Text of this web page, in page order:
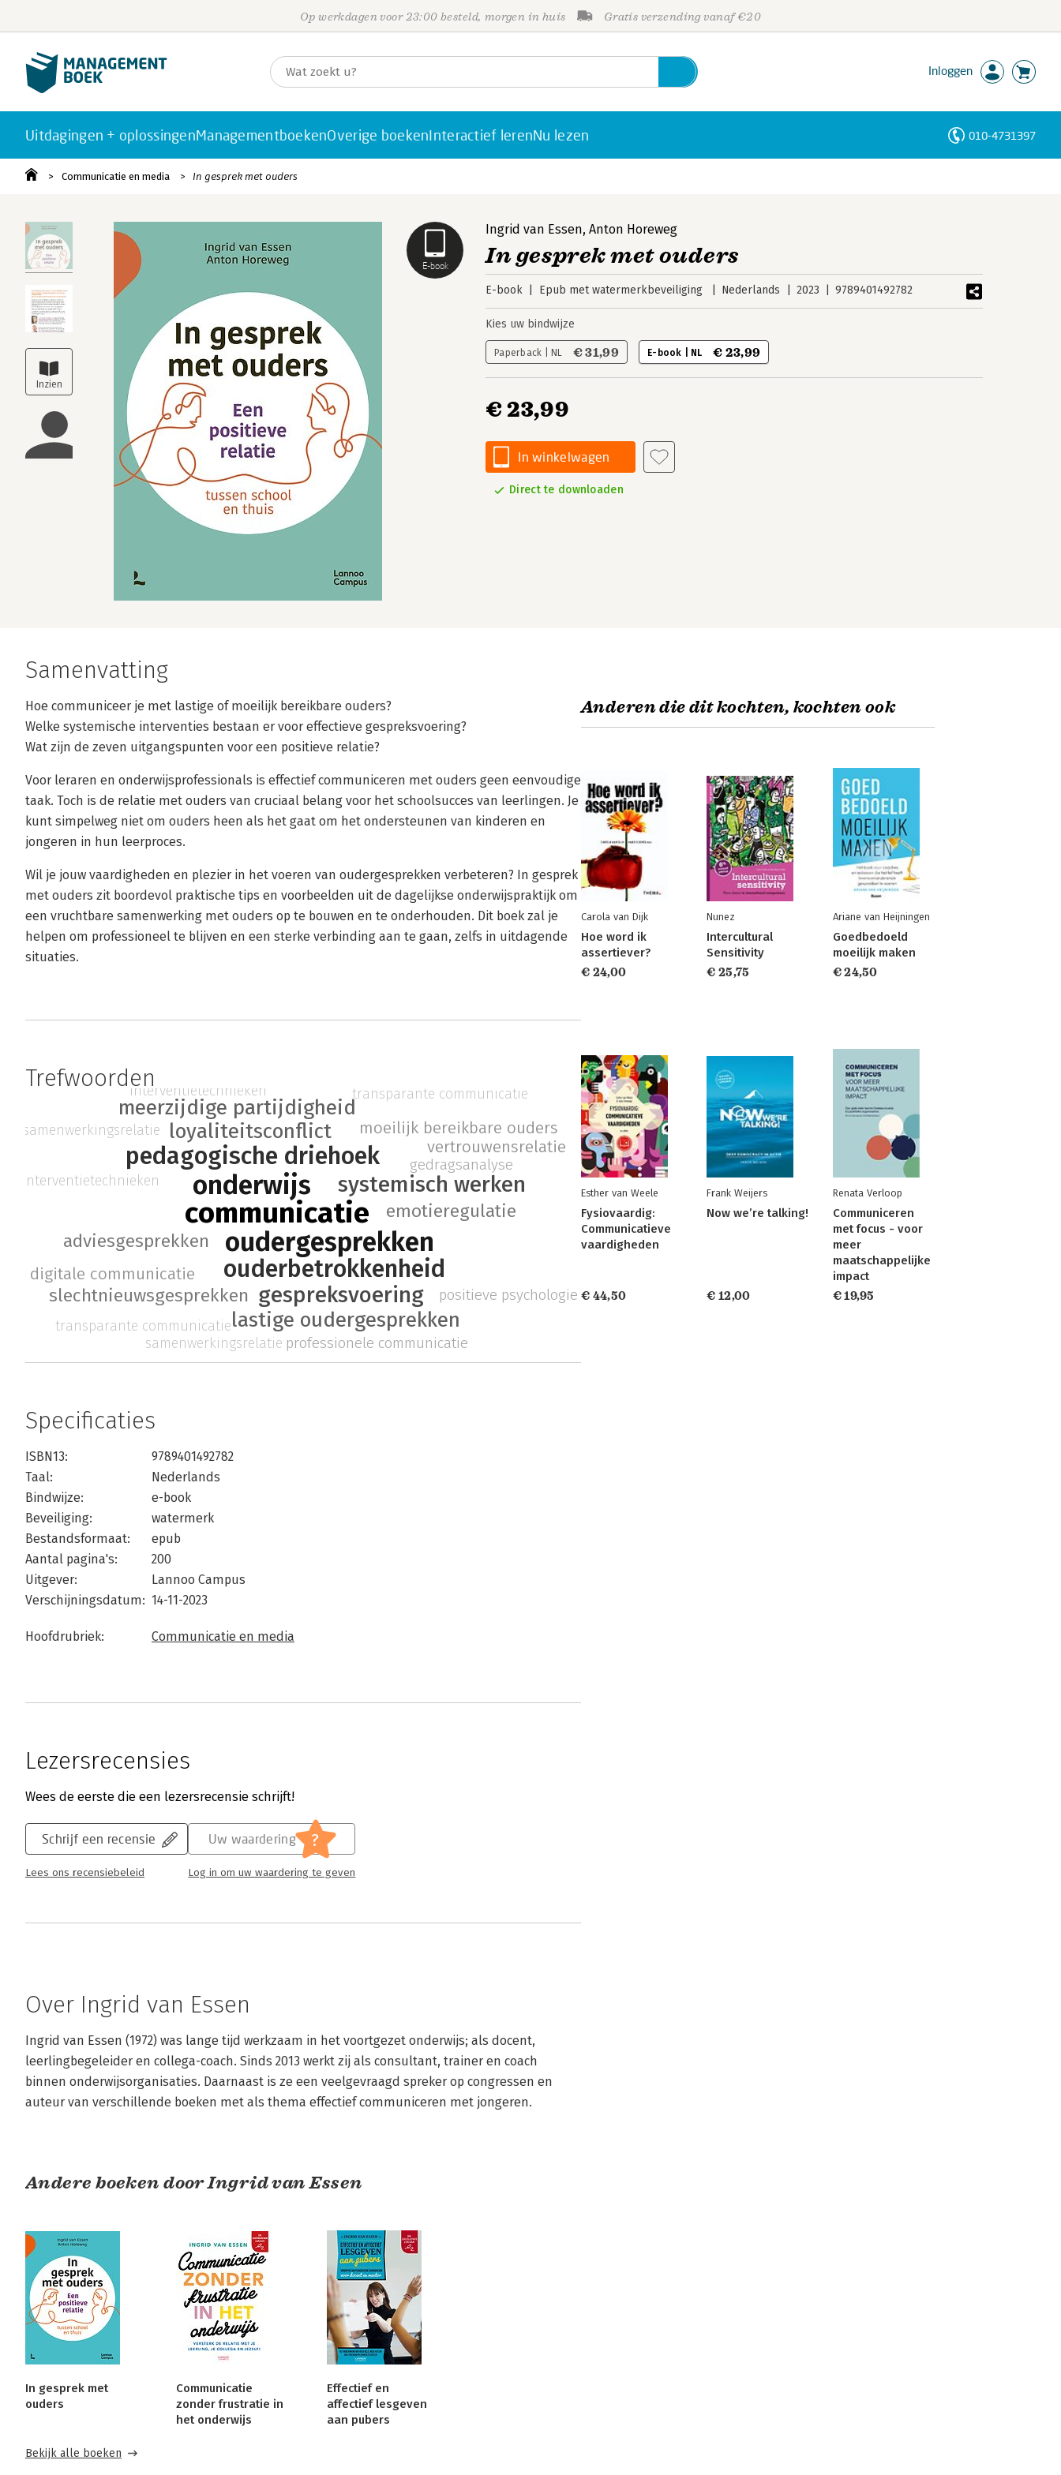
Op werkdagen voor 23:00 besteld, morgen in huis Gratis verzending vanaf €20
Inloggen
Uitdagingen + oplossingenManagementboekenOverige boekenInteractief lerenNu lezen 010-4731397
Communicatie en media In gesprek met ouders
E-book
Ingrid van Essen,Anton Horeweg
In gesprek met ouders
E-book Epub met watermerkbeveiliging Nederlands 2023 9789401492782
Kies uw bindwijze
Paperback | NL € 31,99 E-book | NL € 23,99
€ 23,99
In winkelwagen
Direct te downloaden
Samenvatting
Hoe communiceer je met lastige of moeilijk bereikbare ouders?
Welke systemische interventies bestaan er voor effectieve gespreksvoering?
Wat zijn de zeven uitgangspunten voor een positieve relatie?
Voor leraren en onderwijsprofessionals is effectief communiceren met ouders geen eenvoudige
taak. Toch is de relatie met ouders van cruciaal belang voor het schoolsucces van leerlingen. Je
kunt simpelweg niet om ouders heen als het gaat om het ondersteunen van kinderen en
jongeren in hun leerproces.
Wil je jouw vaardigheden en plezier in het voeren van oudergesprekken verbeteren? In gesprek
met ouders zit boordevol praktische tips en voorbeelden uit de dagelijkse onderwijspraktijk om
een vruchtbare samenwerking met ouders op te bouwen en te onderhouden. Dit boek zal je
helpen om professioneel te blijven en een sterke verbinding aan te gaan, zelfs in uitdagende
situaties.
Trefwoorden
communicatie
oudergesprekken
onderwijs
ouderbetrokkenheid
pedagogische driehoek
systemisch werken
gespreksvoering
loyaliteitsconflict
lastige oudergesprekken
meerzijdige partijdigheid
emotieregulatie
slechtnieuwsgesprekken
adviesgesprekken
moeilijk bereikbare ouders
digitale communicatie
vertrouwensrelatie
professionele communicatie
gedragsanalyse
positieve psychologie
transparante communicatie
samenwerkingsrelatie
interventietechnieken
transparante communicatie
samenwerkingsrelatie
interventietechnieken
Specificaties
ISBN13:
9789401492782
Taal:
Nederlands
Bindwijze:
e-book
Beveiliging:
watermerk
Bestandsformaat:
epub
Aantal pagina's:
200
Uitgever:
Lannoo Campus
Verschijningsdatum: 14-11-2023
Hoofdrubriek: Communicatie en media
Lezersrecensies
Wees de eerste die een lezersrecensie schrijft!
Schrijf een recensie
Lees ons recensiebeleid
Uw waardering ?
Log in om uw waardering te geven
Over Ingrid van Essen
Ingrid van Essen (1972) was lange tijd werkzaam in het voortgezet onderwijs; als docent,
leerlingbegeleider en collega-coach. Sinds 2013 werkt zij als consultant, trainer en coach
binnen onderwijsorganisaties. Daarnaast is ze een veelgevraagd spreker op congressen en
auteur van verschillende boeken met als thema effectief communiceren met jongeren.
Andere boeken door Ingrid van Essen
In gesprek met
ouders
Communicatie
zonder frustratie in
het onderwijs
Effectief en
affectief lesgeven
aan pubers
Bekijk alle boeken
Anderen die dit kochten, kochten ook
Carola van Dijk
Hoe word ik
assertiever?
€ 24,00
Nunez
Intercultural
Sensitivity
€ 25,75
Ariane van Heijningen
Goedbedoeld
moeilijk maken
€ 24,50
Esther van Weele
Fysiovaardig:
Communicatieve
vaardigheden
€ 44,50
Frank Weijers
Now we’re talking!
€ 12,00
Renata Verloop
Communiceren
met focus - voor
meer
maatschappelijke
impact
€ 19,95
Personen